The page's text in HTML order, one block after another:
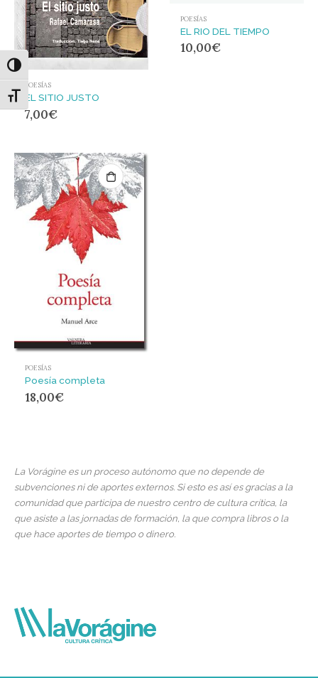
Alternar alto contraste
Alternar tamaño de letra
POESÍAS
EL SITIO JUSTO
7,00€
POESÍAS
EL RIO DEL TIEMPO
10,00€
POESÍAS
Poesía completa
18,00€
La Vorágine es un proceso autónomo que no depende de
subvenciones ni de aportes externos. Si esto es así es gracias a la
comunidad que participa de nuestro centro de cultura crítica, la
que asiste a las jornadas de formación, la que compra libros o la
que hace aportes de tiempo o dinero.